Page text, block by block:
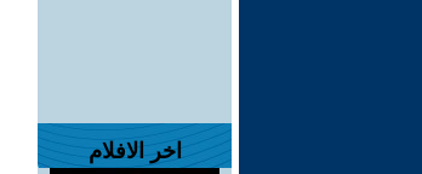
اخر الافلام